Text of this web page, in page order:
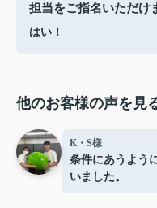
担当をご指名いただけ
はい！
他のお客様の声を見
K・S様
条件にあうよう
いました。